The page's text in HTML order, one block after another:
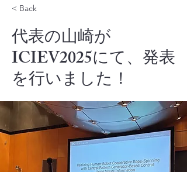
< Back
代表の山崎が
ICIEV2025にて、発表
を行いました！